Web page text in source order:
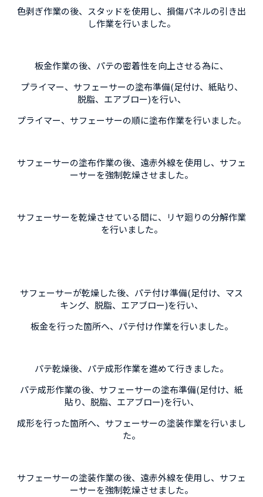
色剥ぎ作業の後、スタッドを使用し、損傷パネルの引き出
し作業を行いました。
板金作業の後、パテの密着性を向上させる為に、
プライマー、サフェーサーの塗布準備(足付け、紙貼り、
脱脂、エアブロー)を行い、
プライマー、サフェーサーの順に塗布作業を行いました。
サフェーサーの塗布作業の後、遠赤外線を使用し、サフェ
ーサーを強制乾燥させました。
サフェーサーを乾燥させている間に、リヤ廻りの分解作業
を行いました。
サフェーサーが乾燥した後、パテ付け準備(足付け、マス
キング、脱脂、エアブロー)を行い、
板金を行った箇所へ、パテ付け作業を行いました。
パテ乾燥後、パテ成形作業を進めて行きました。
パテ成形作業の後、サフェーサーの塗布準備(足付け、紙
貼り、脱脂、エアブロー)を行い、
成形を行った箇所へ、サフェーサーの塗装作業を行いまし
た。
サフェーサーの塗装作業の後、遠赤外線を使用し、サフェ
ーサーを強制乾燥させました。